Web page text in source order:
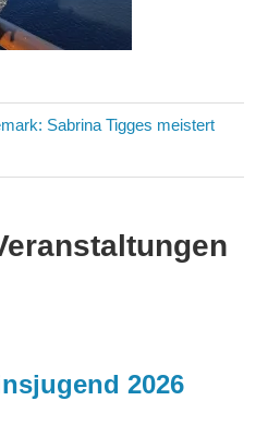
Sabrina Tigges meistert
2026